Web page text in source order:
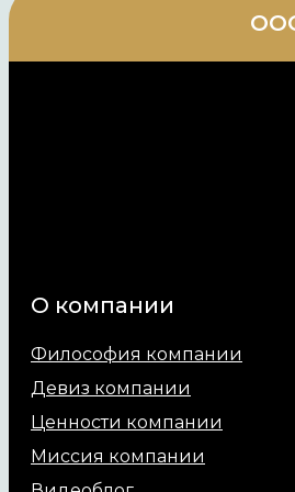
О компании
Философия компании
Девиз компании
Ценности компании
Миссия компании